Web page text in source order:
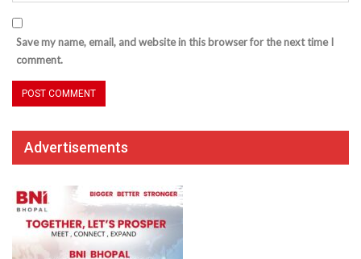
Save my name, email, and website in this browser for the next time I
comment.
Advertisements